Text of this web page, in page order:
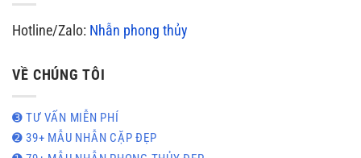
Hotline/Zalo: Nhẫn phong thủy
VỀ CHÚNG TÔI
➌ TƯ VẤN MIỄN PHÍ
➋ 39+ MẪU NHẪN CẶP ĐẸP